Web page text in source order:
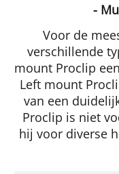
-
Voor de
verschillende
mount Proclip
Left mount
van een
Proclip is niet
hij voor diverse